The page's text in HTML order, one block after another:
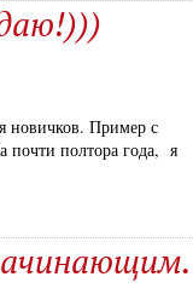
новичков. Пример с
почти полтора года, я